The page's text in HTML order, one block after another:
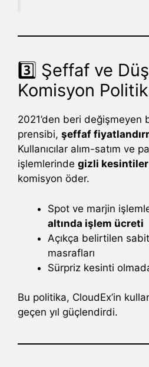
3️⃣ Şeffaf ve
Komisyon
2021’den beri değişmeyen
prensibi, şeffaf
Kullanıcılar alım-satım ve
işlemlerinde gizli kesintiler
komisyon öder.
Spot ve marjin
altında işlem ücreti
Açıkça belirtilen
masrafları
Sürpriz kesinti
Bu politika, CloudEx’in
geçen yıl güçlendirdi.